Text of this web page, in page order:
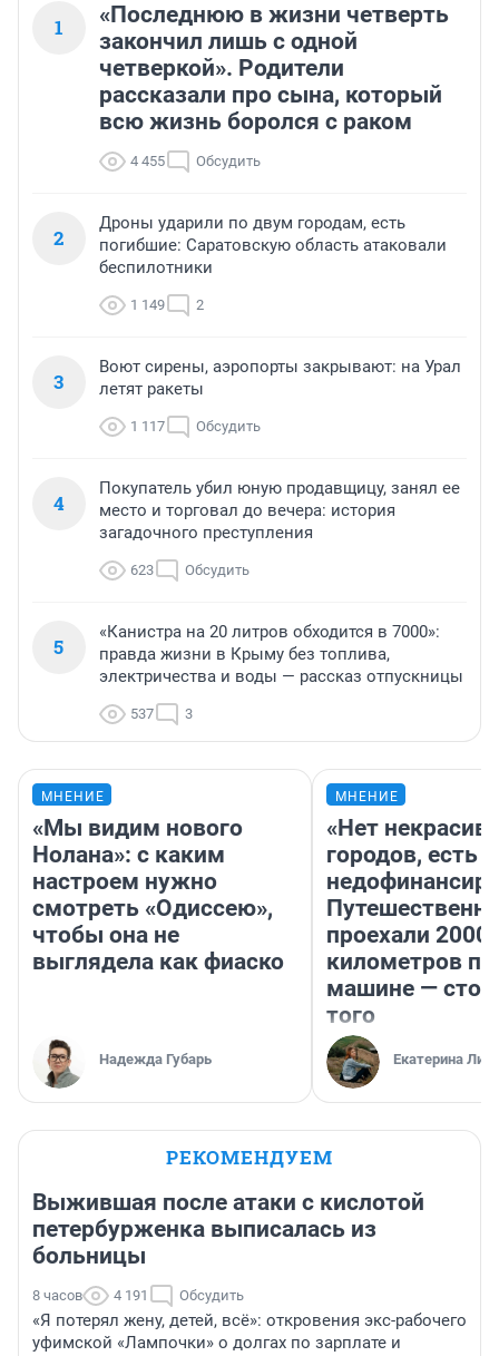
1
«Последнюю в жизни четверть
закончил лишь с одной
четверкой». Родители
рассказали про сына, который
всю жизнь боролся с раком
4 455 Обсудить
2
Дроны ударили по двум городам, есть
погибшие: Саратовскую область атаковали
беспилотники
1 149 2
3
Воют сирены, аэропорты закрывают: на Урал
летят ракеты
1 117 Обсудить
4
Покупатель убил юную продавщицу, занял ее
место и торговал до вечера: история
загадочного преступления
623 Обсудить
5
«Канистра на 20 литров обходится в 7000»:
правда жизни в Крыму без топлива,
электричества и воды — рассказ отпускницы
537 3
МНЕНИЕ
«Мы видим нового
Нолана»: с каким
настроем нужно
смотреть «Одиссею»,
чтобы она не
выглядела как фиаско
Надежда Губарь
МНЕНИЕ
«Нет
городов, есть
проехали 2000
километров по
машине —
того
Екатерина
РЕКОМЕНДУЕМ
Выжившая после атаки с кислотой
петербурженка выписалась из
больницы
8 часов 4 191 Обсудить
«Я потерял жену, детей, всё»: откровения экс-рабочего
уфимской «Лампочки» о долгах по зарплате и